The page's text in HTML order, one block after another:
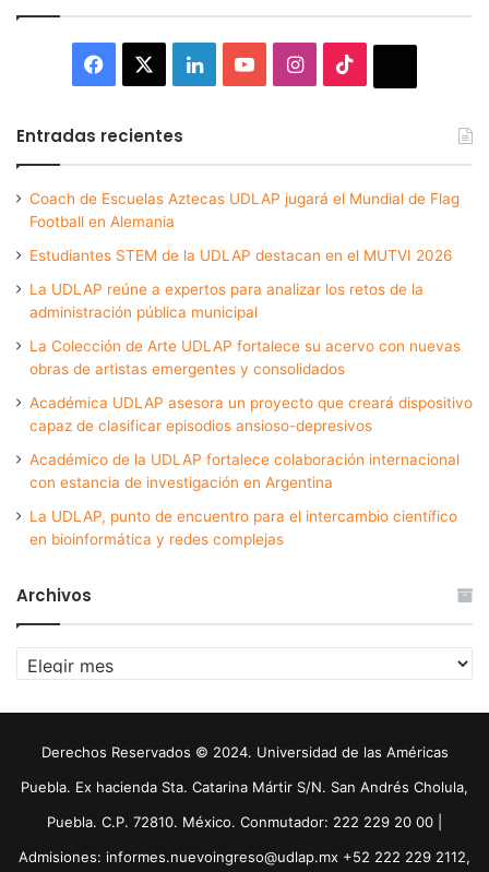
Facebook LinkedInYouTubeInstagram
Entradas recientes
Coach de Escuelas Aztecas UDLAP jugará el Mundial de Flag
Football en Alemania
Estudiantes STEM de la UDLAP destacan en el MUTVI 2026
La UDLAP reúne a expertos para analizar los retos de la
administración pública municipal
La Colección de Arte UDLAP fortalece su acervo con nuevas
obras de artistas emergentes y consolidados
Académica UDLAP asesora un proyecto que creará dispositivo
capaz de clasificar episodios ansioso-depresivos
Académico de la UDLAP fortalece colaboración internacional
con estancia de investigación en Argentina
La UDLAP, punto de encuentro para el intercambio científico
en bioinformática y redes complejas
Archivos
Archivos
Derechos Reservados © 2024. Universidad de las Américas
Puebla. Ex hacienda Sta. Catarina Mártir S/N. San Andrés Cholula,
Puebla. C.P. 72810. México. Conmutador: 222 229 20 00 |
Admisiones: informes.nuevoingreso@udlap.mx +52 222 229 2112,